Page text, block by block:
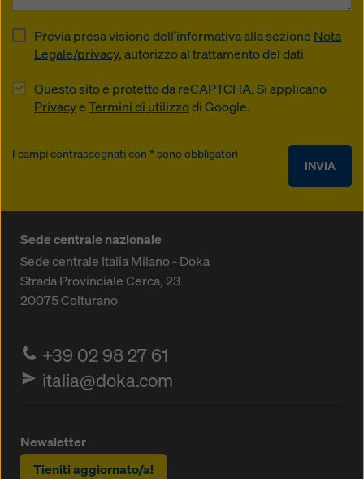
Previa presa visione dell’informativa alla sezione Nota
Legale/privacy, autorizzo al trattamento del dati
Questo sito è protetto da reCAPTCHA. Si applicano
PrivacyeTermini di utilizzodi Google.
INVIA
I campi contrassegnati con * sono obbligatori
Sede centrale nazionale
Sede centrale Italia Milano - Doka
Strada Provinciale Cerca, 23
20075Colturano
+39 02 98 27 61
italia@doka.com
Newsletter
Tieniti aggiornato/a!